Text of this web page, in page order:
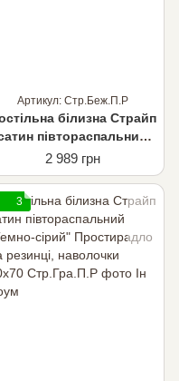
Артикул: Стр.Беж.П.Р
білизна Страйп
півтораспальний
"Бежевий" Простирадло
на резинці, наволочки
2 989 грн
3